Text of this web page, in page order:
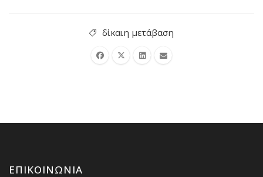
δίκαιη μετάβαση
ΕΠΙΚΟΙΝΩΝΊΑ